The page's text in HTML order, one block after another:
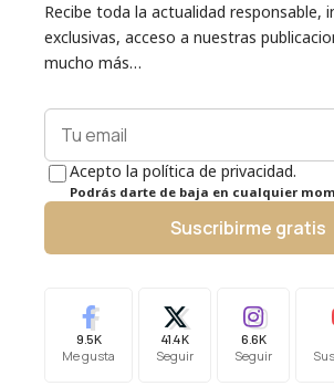
Recibe toda la actualidad responsable,
exclusivas, acceso a nuestras
mucho más…
Acepto la política de privacidad.
Podrás darte de baja en cualquier
Suscribirme gratis
9.5K
Me gusta
41.4K
Seguir
6.6K
Seguir